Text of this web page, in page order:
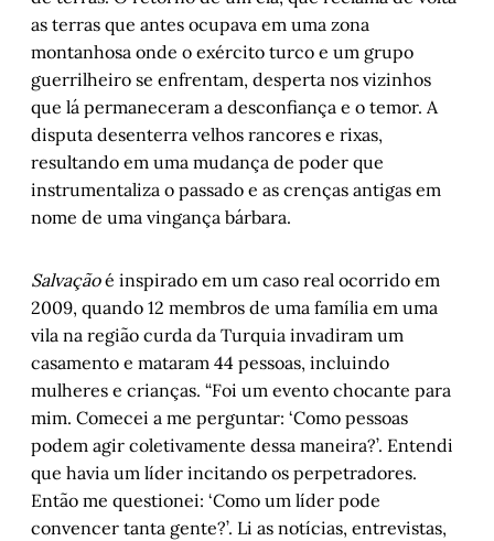
as terras que antes ocupava em uma zona
montanhosa onde o exército turco e um grupo
guerrilheiro se enfrentam, desperta nos vizinhos
que lá permaneceram a desconfiança e o temor. A
disputa desenterra velhos rancores e rixas,
resultando em uma mudança de poder que
instrumentaliza o passado e as crenças antigas em
nome de uma vingança bárbara.
Salvaçãoé inspirado em um caso real ocorrido em
2009, quando 12 membros de uma família em uma
vila na região curda da Turquia invadiram um
casamento e mataram 44 pessoas, incluindo
mulheres e crianças. “Foi um evento chocante para
mim. Comecei a me perguntar: ‘Como pessoas
podem agir coletivamente dessa maneira?’. Entendi
que havia um líder incitando os perpetradores.
Então me questionei: ‘Como um líder pode
convencer tanta gente?’. Li as notícias, entrevistas,